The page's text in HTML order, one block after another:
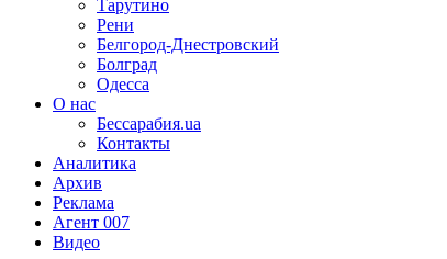
Тарутино
Рени
Белгород-Днестровский
Болград
Одесса
О нас
Бессарабия.ua
Контакты
Аналитика
Архив
Реклама
Агент 007
Видео